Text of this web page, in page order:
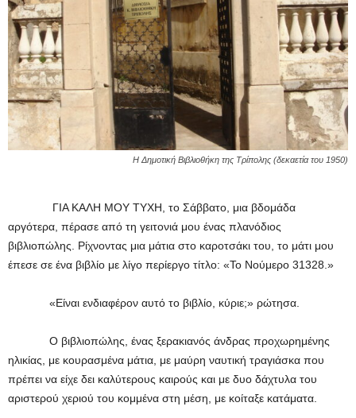
Η Δημοτική Βιβλιοθήκη της Τρίπολης (δεκαετία του 1950)
ΓΙΑ ΚΑΛΗ ΜΟΥ ΤΥΧΗ, το Σάββατο, μια βδομάδα
αργότερα, πέρασε από τη γειτονιά μου ένας πλανόδιος
βιβλιοπώλης. Ρίχνοντας μια μάτια στο καροτσάκι του, το μάτι μου
έπεσε σε ένα βιβλίο με λίγο περίεργο τίτλο: «Το Νούμερο 31328.»
«Είναι ενδιαφέρον αυτό το βιβλίο, κύριε;» ρώτησα.
Ο βιβλιοπώλης, ένας ξερακιανός άνδρας προχωρημένης
ηλικίας, με κουρασμένα μάτια, με μαύρη ναυτική τραγιάσκα που
πρέπει να είχε δει καλύτερους καιρούς και με δυο δάχτυλα του
αριστερού χεριού του κομμένα στη μέση, με κοίταξε κατάματα.